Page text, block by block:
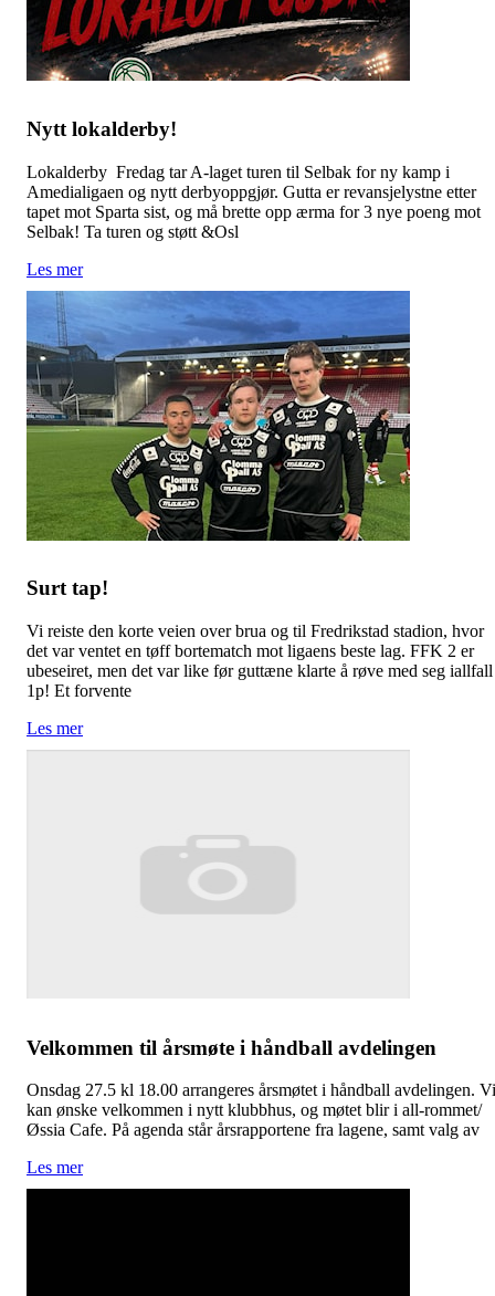
Nytt lokalderby!
Lokalderby Fredag tar A-laget turen til Selbak for ny kamp i
Amedialigaen og nytt derbyoppgjør. Gutta er revansjelystne etter
tapet mot Sparta sist, og må brette opp ærma for 3 nye poeng mot
Selbak! Ta turen og støtt &Osl
Les mer
Surt tap!
Vi reiste den korte veien over brua og til Fredrikstad stadion, hvor
det var ventet en tøff bortematch mot ligaens beste lag. FFK 2 er
ubeseiret, men det var like før guttæne klarte å røve med seg iallfall
1p! Et forvente
Les mer
Velkommen til årsmøte i håndball avdelingen
Onsdag 27.5 kl 18.00 arrangeres årsmøtet i håndball avdelingen. Vi
kan ønske velkommen i nytt klubbhus, og møtet blir i all-rommet/
Øssia Cafe. På agenda står årsrapportene fra lagene, samt valg av
Les mer